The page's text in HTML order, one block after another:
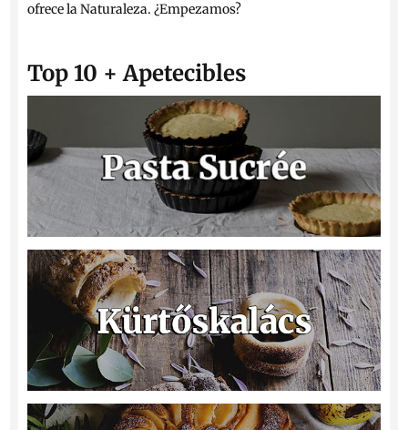
ofrece la Naturaleza. ¿Empezamos?
Top 10 + Apetecibles